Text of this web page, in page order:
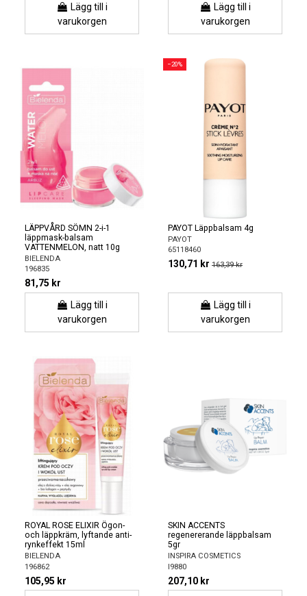
Lägg till i
varukorgen
Lägg till i
varukorgen
LÄPPVÅRD SÖMN 2-i-1
läppmask-balsam
VATTENMELON, natt 10g
BIELENDA
196835
81,75 kr
Lägg till i
varukorgen
−20%
PAYOT Läppbalsam 4g
PAYOT
65118460
130,71 kr 163,39 kr
Lägg till i
varukorgen
ROYAL ROSE ELIXIR Ögon-
och läppkräm, lyftande anti-
rynkeffekt 15ml
BIELENDA
196862
105,95 kr
SKIN ACCENTS
regenererande läppbalsam
5gr
INSPIRA COSMETICS
I9880
207,10 kr